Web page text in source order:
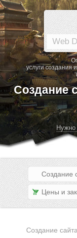
Web
услуги создания
Создание
Нужно
Создание
Цены и
Создание